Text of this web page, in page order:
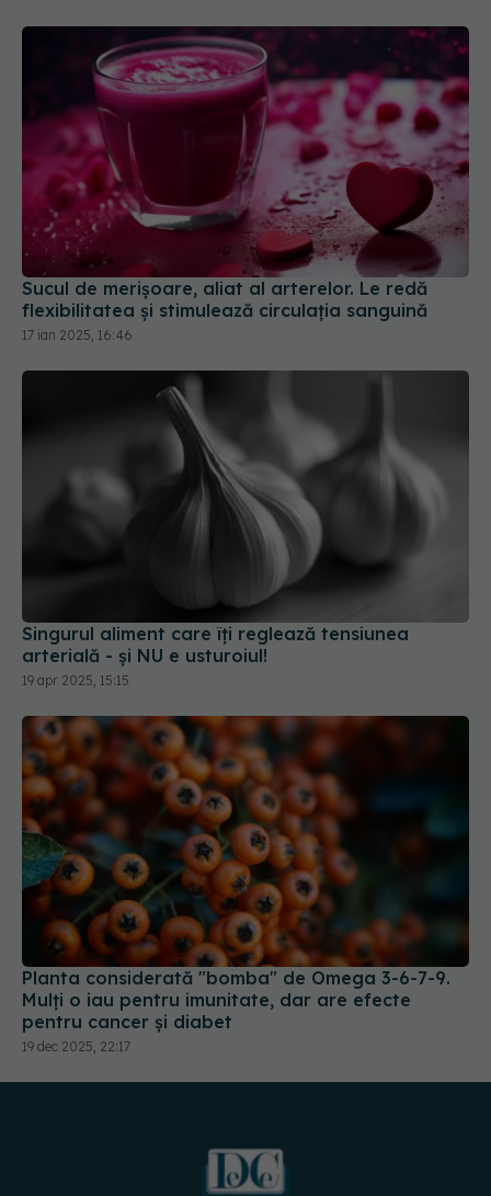
Sucul de merișoare, aliat al arterelor. Le redă
flexibilitatea și stimulează circulația sanguină
17 ian 2025, 16:46
Singurul aliment care îți reglează tensiunea
arterială - și NU e usturoiul!
19 apr 2025, 15:15
Planta considerată "bomba" de Omega 3-6-7-9.
Mulți o iau pentru imunitate, dar are efecte
pentru cancer și diabet
19 dec 2025, 22:17